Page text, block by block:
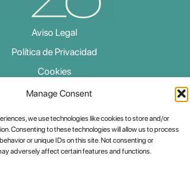
Manage Consent
we use technologies like cookies to store and/or
Consenting to these technologies will allow us to process
or unique IDs on this site. Not consenting or
adversely affect certain features and functions.
Aviso Legal
Política de Privacidad
Cookies
Declaración de Accesibilidad